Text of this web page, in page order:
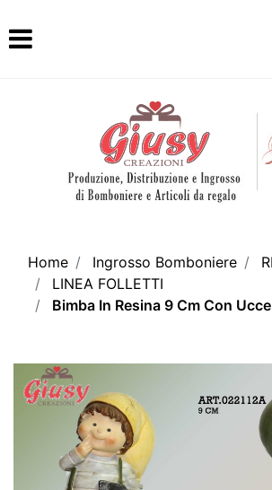
Open
Home Ingrosso Bomboniere
LINEA FOLLETTI
Bimba In Resina 9 Cm Con